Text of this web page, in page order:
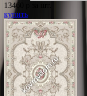
13460
купить